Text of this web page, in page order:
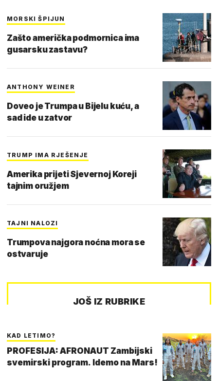
MORSKI ŠPIJUN
Zašto američka podmornica ima
gusarsku zastavu?
ANTHONY WEINER
Doveo je Trumpa u Bijelu kuću, a
sad ide u zatvor
TRUMP IMA RJEŠENJE
Amerika prijeti Sjevernoj Koreji
tajnim oružjem
TAJNI NALOZI
Trumpova najgora noćna mora se
ostvaruje
JOŠ IZ RUBRIKE
KAD LETIMO?
PROFESIJA: AFRONAUT Zambijski
svemirski program. Idemo na Mars!